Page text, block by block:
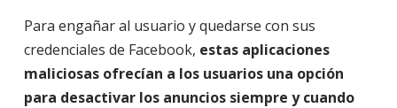
Para engañar al usuario y quedarse con sus
credenciales de Facebook, estas aplicaciones
maliciosas ofrecían a los usuarios una opción
para desactivar los anuncios siempre y cuando